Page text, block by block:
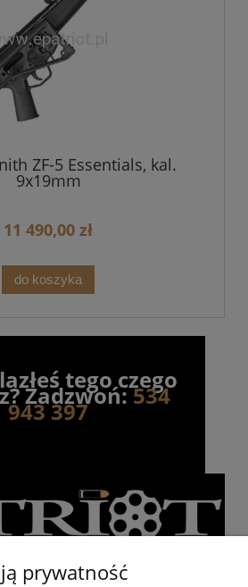
ZF-5 Essentials, kal.
9x19mm
11 490,00 zł
do koszyka
tego czego
Zadzwoń:534
943 397
prywatność